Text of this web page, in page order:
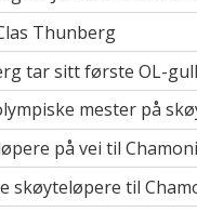
Thunberg
tar sitt første OL-gull
mester på
på vei til
skøyteløpere til